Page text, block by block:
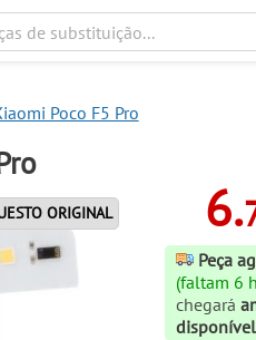
Poco F5 Pro
ORIGINAL 6.
Peça
(faltam 6
chegará
disponível